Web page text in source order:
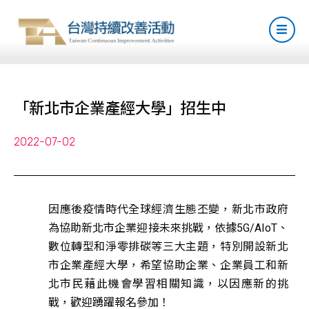
「新北市企業產經大學」招生中
2022-07-02
因應後疫情時代全球經濟生態丕變，新北市政府
為協助新北市企業迎接未來挑戰，依據5G/AIoT、
數位轉型和淨零排碳等三大主題，特別開設新北
市企業產經大學，希望協助企業、企業員工和新
北市民藉此機會學習相關知識，以因應新的挑
戰，歡迎踴躍報名參加！